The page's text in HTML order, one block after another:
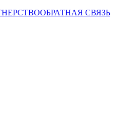
ОБРАТНАЯ СВЯЗЬ